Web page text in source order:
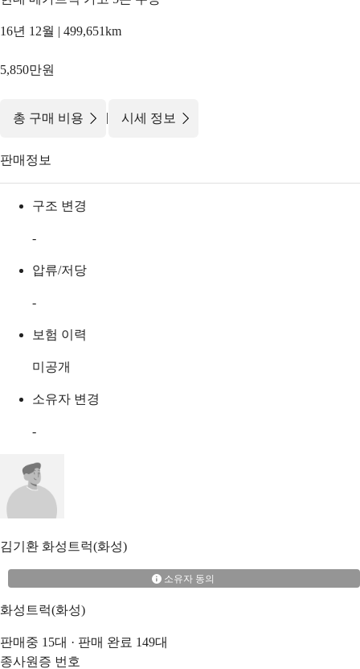
16년 12월 | 499,651km
5,850만원
총 구매 비용 | 시세 정보
판매정보
구조 변경
-
압류/저당
-
보험 이력
미공개
소유자 변경
-
김기환 화성트럭(화성)
소유자 동의
화성트럭(화성)
판매중 15대 · 판매 완료 149대
종사원증 번호